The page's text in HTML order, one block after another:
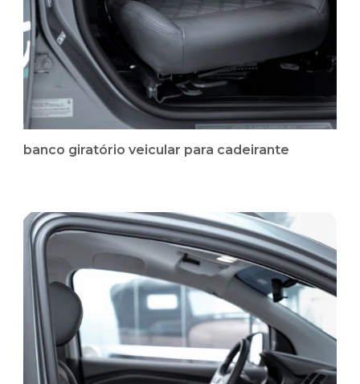
banco giratório veicular para cadeirante